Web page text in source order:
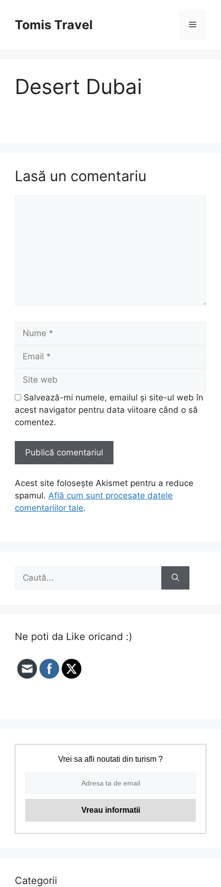
conținutTomis Travel Meniu
Desert Dubai
Lasă un comentariu
web
Salvează-mi numele, emailul și site-ul web în
acest navigator pentru data viitoare când o să
comentez.
Acest site folosește Akismet pentru a reduce
spamul. Află cum sunt procesate datele
comentariilor tale.
Caută
Ne poti da Like oricand :)
Vrei sa afli noutati din turism ?
Categorii